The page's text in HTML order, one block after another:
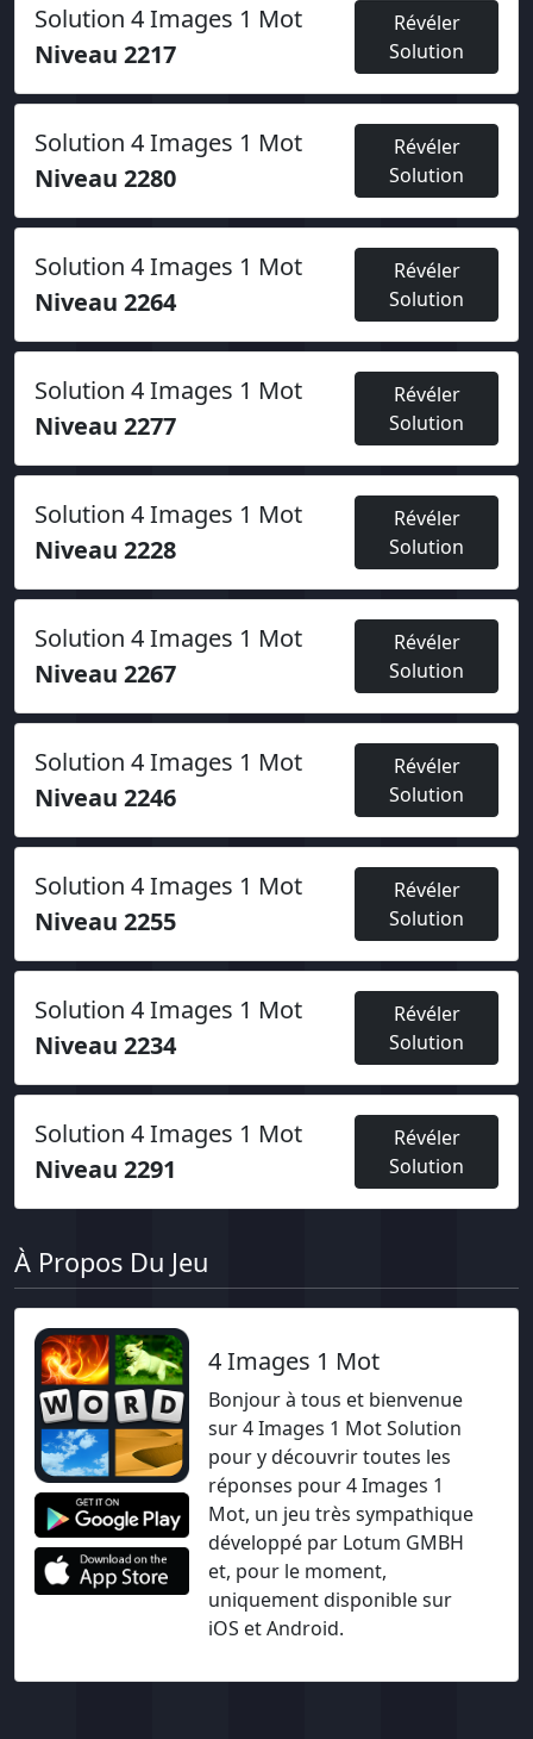
Solution 4 Images 1 Mot
Niveau 2217
Révéler
Solution
Solution 4 Images 1 Mot
Niveau 2280
Révéler
Solution
Solution 4 Images 1 Mot
Niveau 2264
Révéler
Solution
Solution 4 Images 1 Mot
Niveau 2277
Révéler
Solution
Solution 4 Images 1 Mot
Niveau 2228
Révéler
Solution
Solution 4 Images 1 Mot
Niveau 2267
Révéler
Solution
Solution 4 Images 1 Mot
Niveau 2246
Révéler
Solution
Solution 4 Images 1 Mot
Niveau 2255
Révéler
Solution
Solution 4 Images 1 Mot
Niveau 2234
Révéler
Solution
Solution 4 Images 1 Mot
Niveau 2291
Révéler
Solution
À Propos Du Jeu
4 Images 1 Mot
Bonjour à tous et bienvenue
sur 4 Images 1 Mot Solution
pour y découvrir toutes les
réponses pour 4 Images 1
Mot, un jeu très sympathique
développé par Lotum GMBH
et, pour le moment,
uniquement disponible sur
iOS et Android.